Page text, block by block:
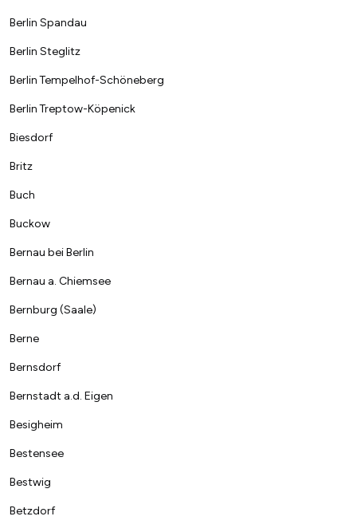
Berlin Spandau
Berlin Steglitz
Berlin Tempelhof-Schöneberg
Berlin Treptow-Köpenick
Biesdorf
Britz
Buch
Buckow
Bernau bei Berlin
Bernau a. Chiemsee
Bernburg (Saale)
Berne
Bernsdorf
Bernstadt a.d. Eigen
Besigheim
Bestensee
Bestwig
Betzdorf